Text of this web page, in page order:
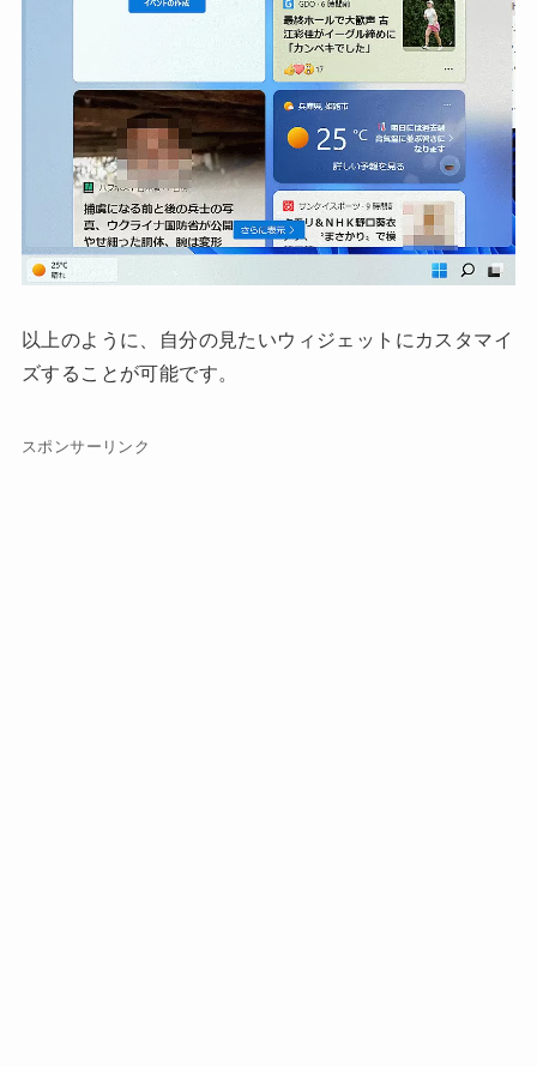
以上のように、自分の見たいウィジェットにカスタマイ
ズすることが可能です。
スポンサーリンク